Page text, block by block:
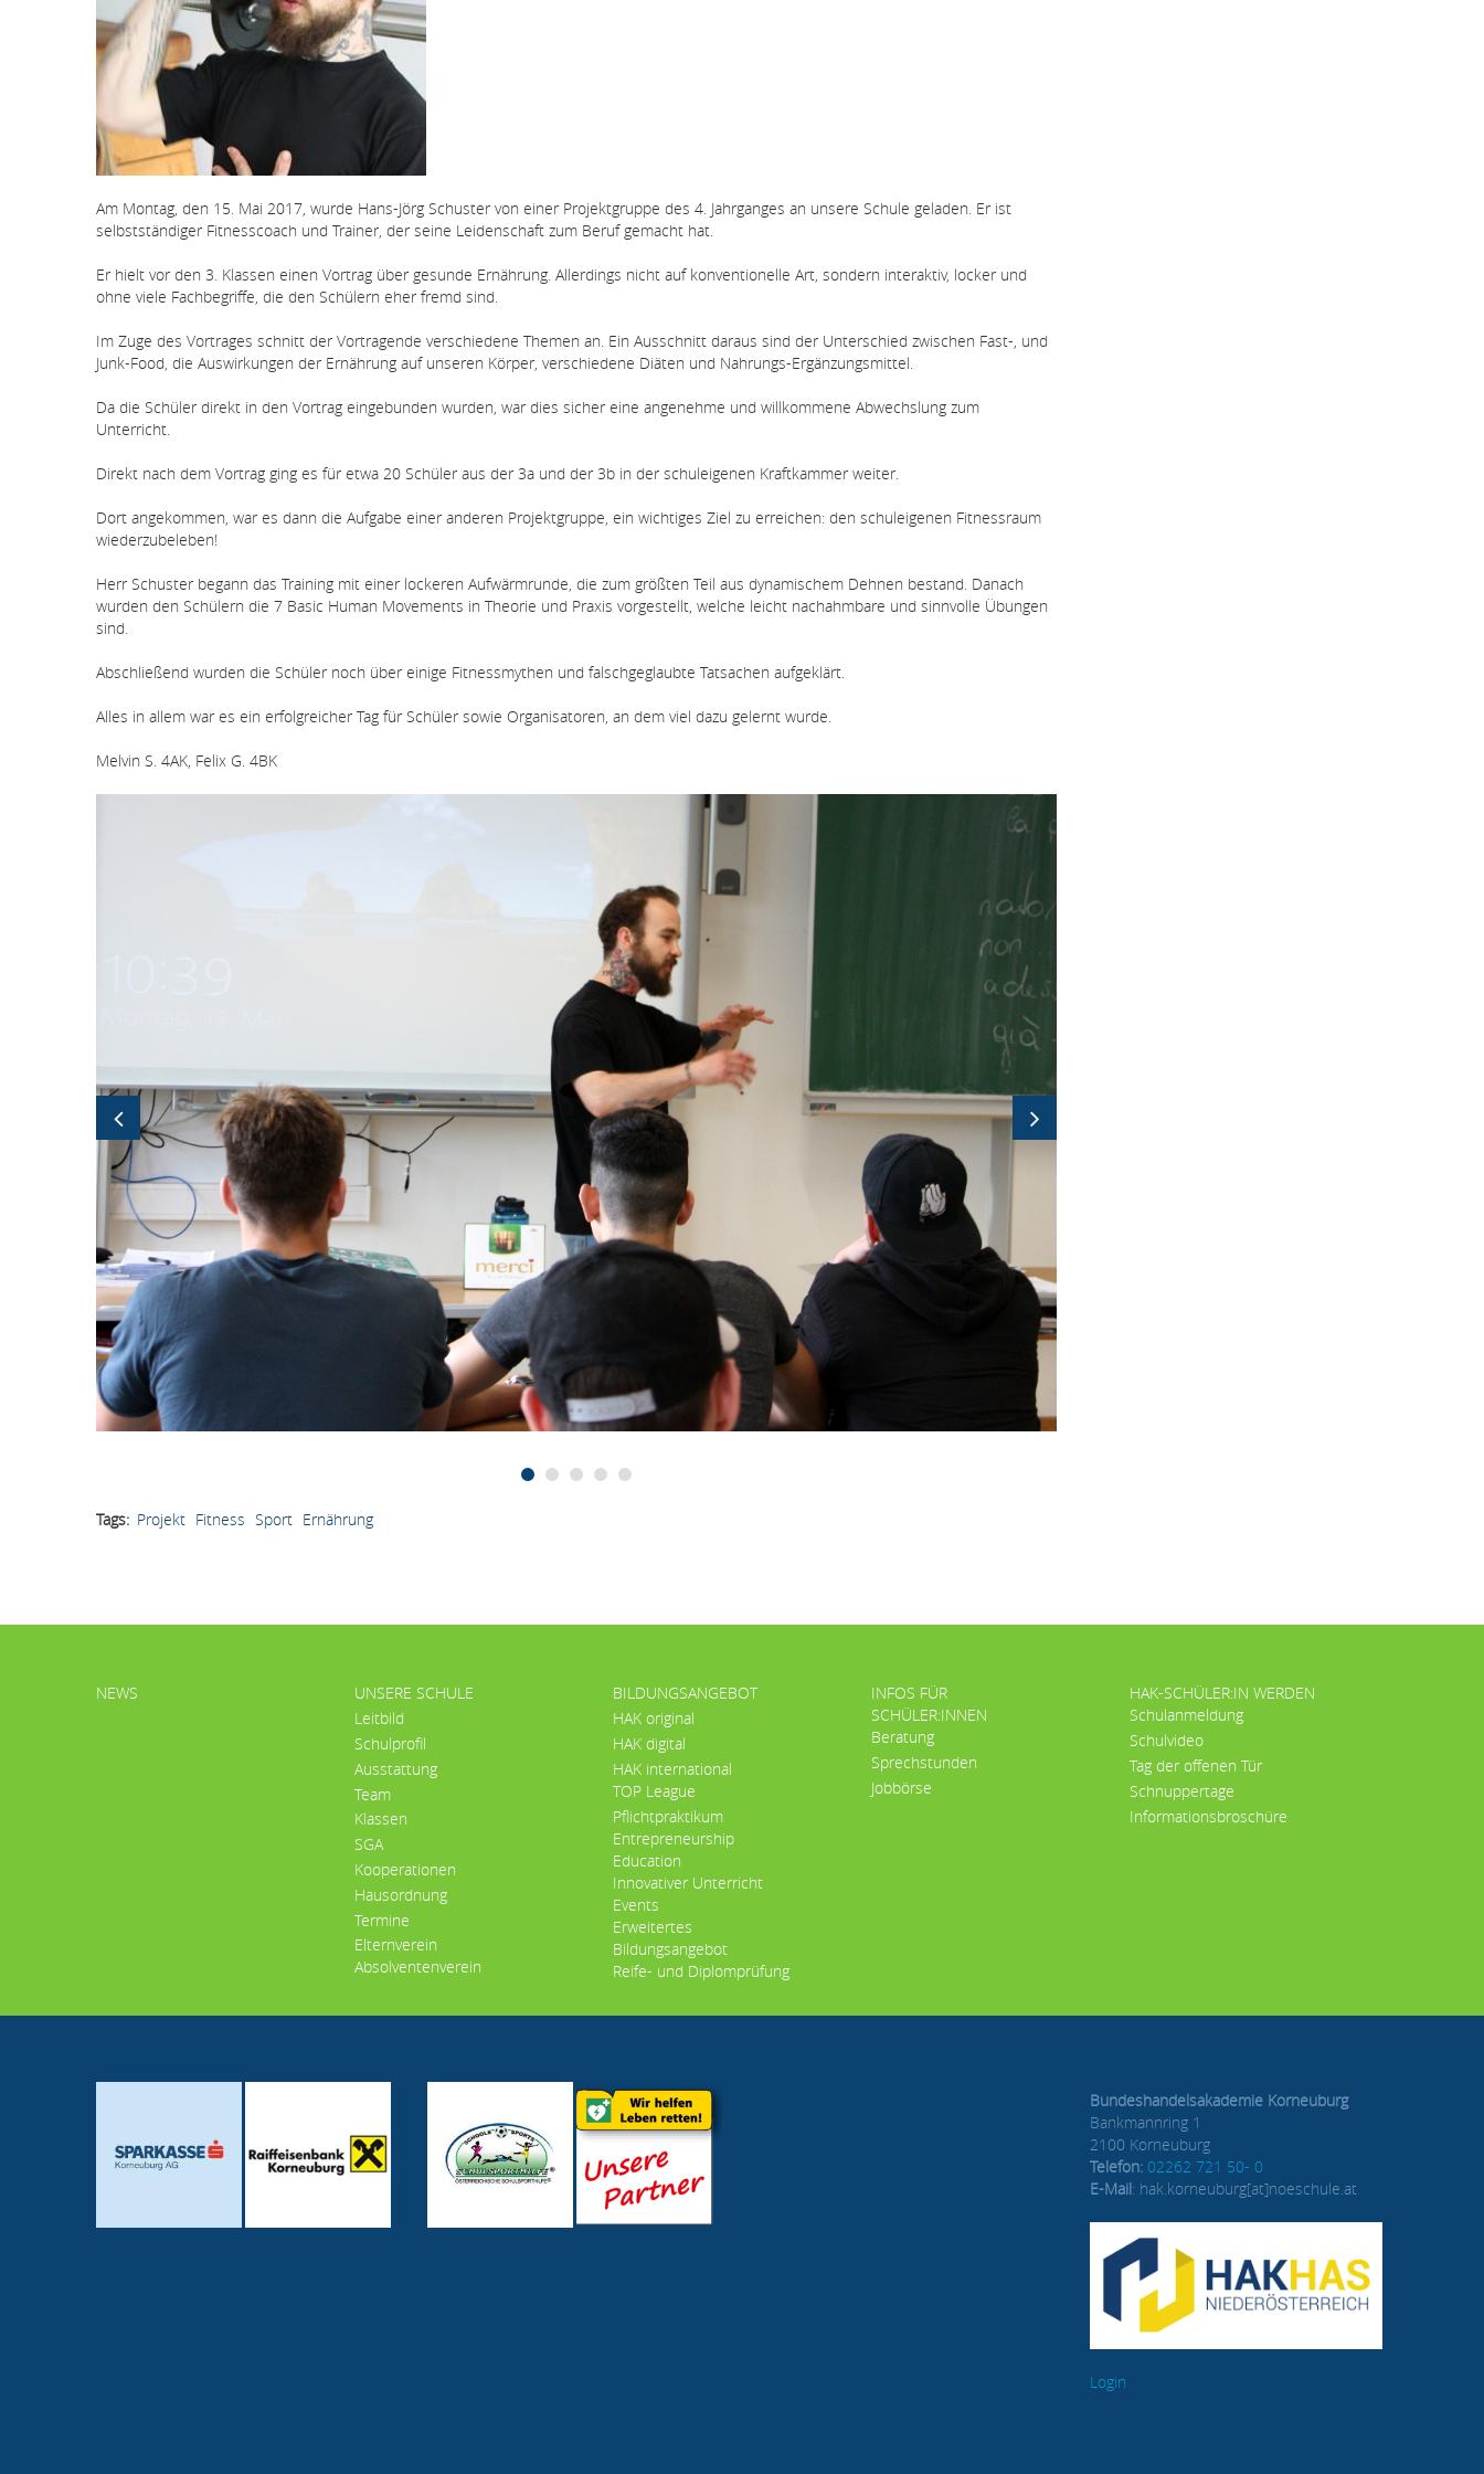
Am Montag, den 15. Mai 2017, wurde Hans-Jörg Schuster von einer Projektgruppe des 4. Jahrganges an unsere Schule geladen. Er ist
selbstständiger Fitnesscoach und Trainer, der seine Leidenschaft zum Beruf gemacht hat.
Er hielt vor den 3. Klassen einen Vortrag über gesunde Ernährung. Allerdings nicht auf konventionelle Art, sondern interaktiv, locker und
ohne viele Fachbegriffe, die den Schülern eher fremd sind.
Im Zuge des Vortrages schnitt der Vortragende verschiedene Themen an. Ein Ausschnitt daraus sind der Unterschied zwischen Fast-, und
Junk-Food, die Auswirkungen der Ernährung auf unseren Körper, verschiedene Diäten und Nahrungs-Ergänzungsmittel.
Da die Schüler direkt in den Vortrag eingebunden wurden, war dies sicher eine angenehme und willkommene Abwechslung zum
Unterricht.
Direkt nach dem Vortrag ging es für etwa 20 Schüler aus der 3a und der 3b in der schuleigenen Kraftkammer weiter.
Dort angekommen, war es dann die Aufgabe einer anderen Projektgruppe, ein wichtiges Ziel zu erreichen: den schuleigenen Fitnessraum
wiederzubeleben!
Herr Schuster begann das Training mit einer lockeren Aufwärmrunde, die zum größten Teil aus dynamischem Dehnen bestand. Danach
wurden den Schülern die 7 Basic Human Movements in Theorie und Praxis vorgestellt, welche leicht nachahmbare und sinnvolle Übungen
sind.
Abschließend wurden die Schüler noch über einige Fitnessmythen und falschgeglaubte Tatsachen aufgeklärt.
Alles in allem war es ein erfolgreicher Tag für Schüler sowie Organisatoren, an dem viel dazu gelernt wurde.
Melvin S. 4AK, Felix G. 4BK
Tags Projekt Fitness Sport Ernährung
HAUPTMENÜ
NEWS
UNSERE SCHULE
Leitbild
Schulprofil
Ausstattung
Team
Klassen
SGA
Kooperationen
Hausordnung
Termine
Elternverein
Absolventenverein
BILDUNGSANGEBOT
HAK original
HAK digital
HAK international
TOP League
Pflichtpraktikum
Entrepreneurship
Education
Innovativer Unterricht
Events
Erweitertes
Bildungsangebot
Reife- und Diplomprüfung
INFOS FÜR
SCHÜLER:INNEN
Beratung
Sprechstunden
Jobbörse
HAK-SCHÜLER:IN WERDEN
Schulanmeldung
Schulvideo
Tag der offenen Tür
Schnuppertage
Informationsbroschüre
Bundeshandelsakademie Korneuburg
Bankmannring 1
2100 Korneuburg
Telefon: 02262 721 50- 0
E-Mail: hak.korneuburg[at]noeschule.at
Login